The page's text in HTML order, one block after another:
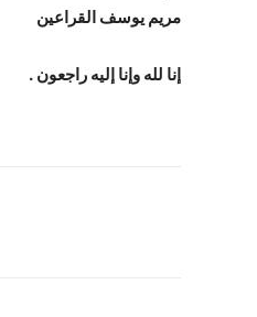
مريم يوسف القراعين
إنا لله وإنا إليه راجعون .